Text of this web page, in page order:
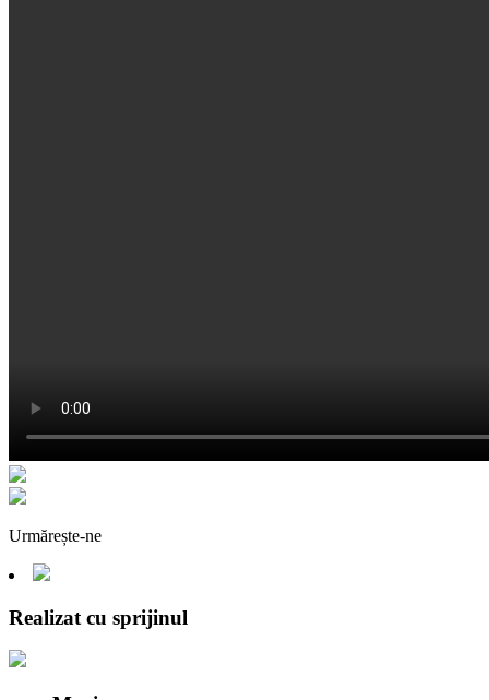
Urmărește-ne
Realizat cu sprijinul